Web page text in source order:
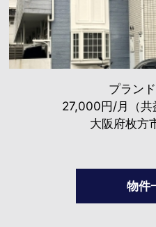
プラン
27,000円/月（共
大阪府枚方
物件